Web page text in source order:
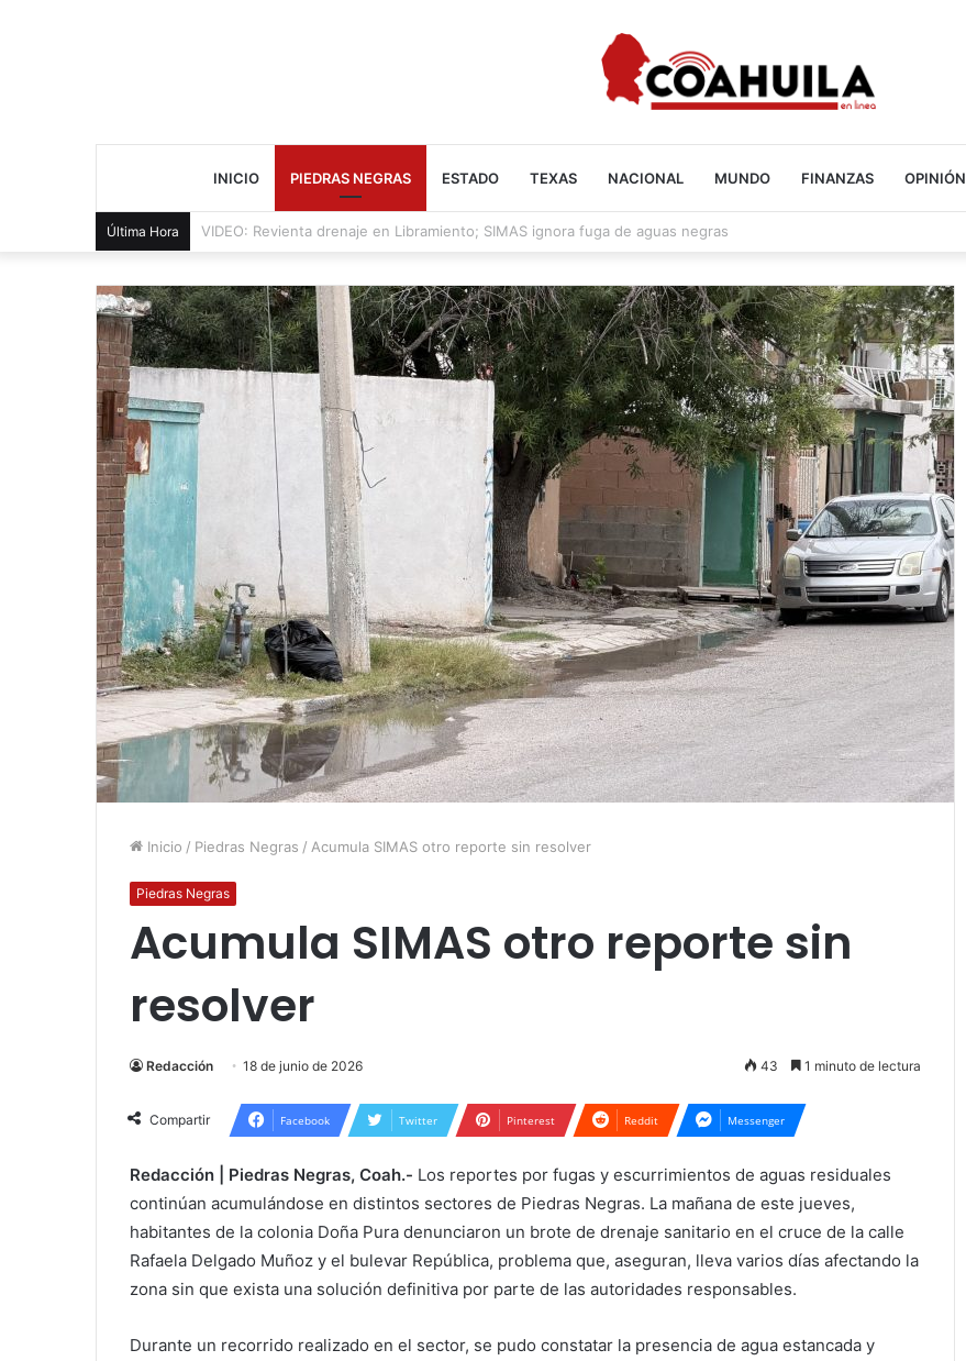
INICIO PIEDRAS NEGRAS ESTADO TEXAS NACIONAL MUNDO FINANZAS OPINIÓN
Última Hora Cae presunto distribuidor durante cateo en Acuña
Inicio / Piedras Negras / Acumula SIMAS otro reporte sin resolver
Piedras Negras
Acumula SIMAS otro reporte sin
resolver
Redacción 18 de junio de 2026 43 1 minuto de lectura
Compartir Facebook Twitter Pinterest Reddit Messenger
Redacción | Piedras Negras, Coah.- Los reportes por fugas y escurrimientos de aguas residuales
continúan acumulándose en distintos sectores de Piedras Negras. La mañana de este jueves,
habitantes de la colonia Doña Pura denunciaron un brote de drenaje sanitario en el cruce de la calle
Rafaela Delgado Muñoz y el bulevar República, problema que, aseguran, lleva varios días afectando la
zona sin que exista una solución definitiva por parte de las autoridades responsables.
Durante un recorrido realizado en el sector, se pudo constatar la presencia de agua estancada y